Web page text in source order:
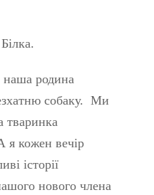
родина
собаку. Ми
тваринка
я кожен вечір
історії
нового члена